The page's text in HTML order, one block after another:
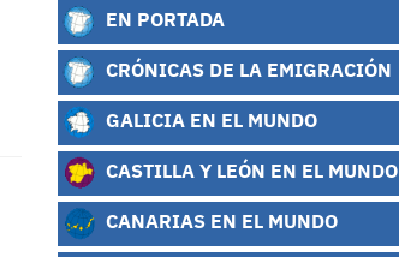
EN PORTADA
CRÓNICAS DE LA EMIGRACIÓN
GALICIA EN EL MUNDO
CASTILLA Y LEÓN EN EL MUNDO
CANARIAS EN EL MUNDO